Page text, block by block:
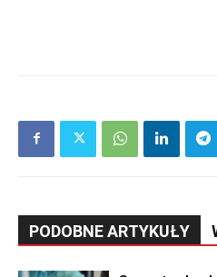
PODOBNE ARTYKUŁY